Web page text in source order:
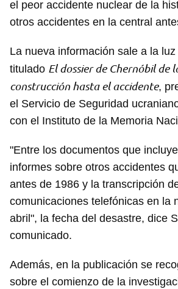
el peor accidente nuclear de la
otros accidentes en la central
La nueva información sale a la
titulado El dossier de Chernóbil de
construcción hasta el accidente,
el Servicio de Seguridad
con el Instituto de la Memoria
"Entre los documentos que
informes sobre otros accidentes
antes de 1986 y la transcripción
comunicaciones telefónicas en la
abril", la fecha del desastre, dice
comunicado.
Además, en la publicación se
sobre el comienzo de la